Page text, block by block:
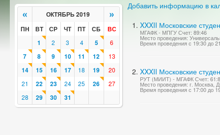
« ОКТЯБРЬ 2019 »
ПН ВТ СР ЧТ ПТ СБ
ВС
1
2 3 4 5 6
7 8 9 10 11 12 13
14 15 16 17 18 19
20
21
22 23 24 25 26
27
28
29 30 31
Добавить информацию в
XXXII Московские
МГАФК - МПГУ Счет: 89:46
Место проведения:
Время проведения с 19:30 до
XXXII Московские
РУТ (МИИТ) - МГАФК Счет:
Место проведения: г.
Время проведения с 17:00 до